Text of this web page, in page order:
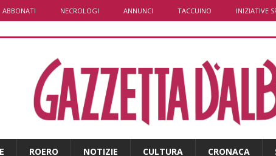
ABBONATI NECROLOGI ANNUNCI TACCUINO INIZIATIVE
ROERO NOTIZIE CULTURA CRONACA